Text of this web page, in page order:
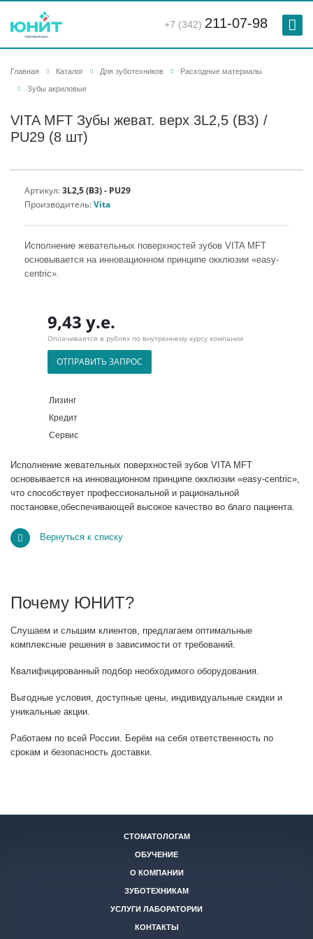
+7 (342) 211-07-98
Главная Каталог Для зуботехников Расходные материалы
Зубы акриловые
VITA MFT Зубы жеват. верх 3L2,5 (B3) /
PU29 (8 шт)
Артикул:3L2,5 (B3) - PU29
Производитель:Vita
Исполнение жевательных поверхностей зубов VITA MFT
основывается на инновационном принципе окклюзии «easy-
centric».
9,43 у.е.
Оплачивается в рублях по внутреннему курсу компании
ОТПРАВИТЬ ЗАПРОС
Лизинг
Кредит
Сервис
Исполнение жевательных поверхностей зубов VITA MFT
основывается на инновационном принципе окклюзии «easy-centric»,
что способствует профессиональной и рациональной
постановке,обеспечивающей высокое качество во благо пациента.
Вернуться к списку
Почему ЮНИТ?
Слушаем и слышим клиентов, предлагаем оптимальные
комплексные решения в зависимости от требований.
Квалифицированный подбор необходимого оборудования.
Выгодные условия, доступные цены, индивидуальные скидки и
уникальные акции.
Работаем по всей России. Берём на себя ответственность по
срокам и безопасность доставки.
СТОМАТОЛОГАМ
ОБУЧЕНИЕ
О КОМПАНИИ
ЗУБОТЕХНИКАМ
УСЛУГИ ЛАБОРАТОРИИ
КОНТАКТЫ